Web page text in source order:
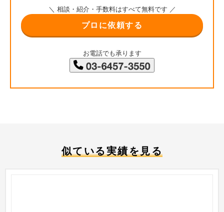
＼ 相談・紹介・手数料はすべて無料です ／
プロに依頼する
お電話でも承ります
似ている実績を見る